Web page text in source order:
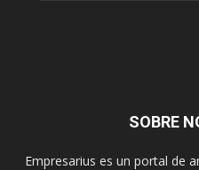
SOBRE
Empresarius es un portal de